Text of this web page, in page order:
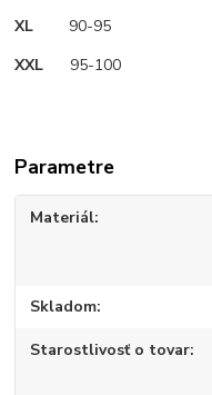
XL 90-95 95-
XXL 95-100
Parametre
Materiál
Skladom
Starostlivosť o tovar